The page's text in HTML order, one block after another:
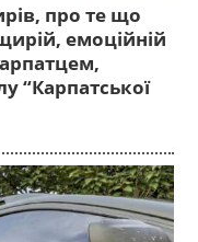
про те що
емоційній
“Карпатської